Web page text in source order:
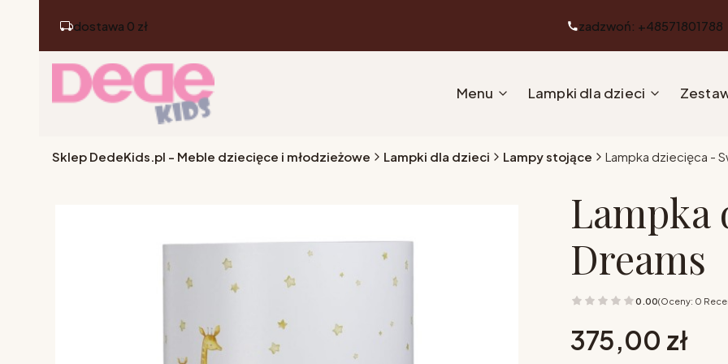
dostawa 0 zł zadzwoń: +48571801788
Menu Lampki dla dzieci
Sklep DedeKids.pl - Meble dziecięce i młodzieżowe Lampki dla dzieci Lampy stojące Lampka dziecięca -
Lampka
Dreams
0.00(Oceny: 0
Cena
375,00 zł